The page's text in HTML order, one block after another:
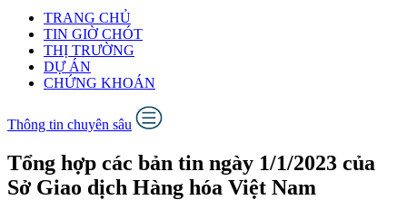
TRANG CHỦ
TIN GIỜ CHÓT
THỊ TRƯỜNG
DỰ ÁN
CHỨNG KHOÁN
Thông tin chuyên sâu
Tổng hợp các bản tin ngày 1/1/2023 của
Sở Giao dịch Hàng hóa Việt Nam